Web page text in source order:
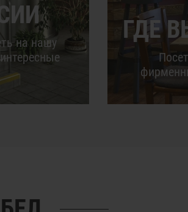
на нашу
ГДЕ